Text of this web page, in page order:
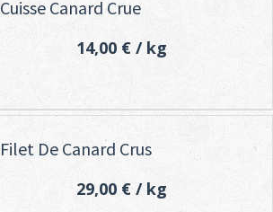
Cuisse Canard Crue
14,00 € / kg
Filet De Canard Crus
29,00 € / kg